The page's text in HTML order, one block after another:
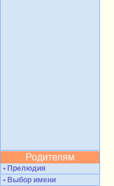
Родителям
• Прелюдия
• Выбор имени